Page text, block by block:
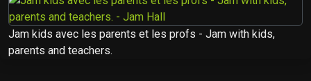
Jam kids avec les parents et les profs - Jam with kids,
parents and teachers.